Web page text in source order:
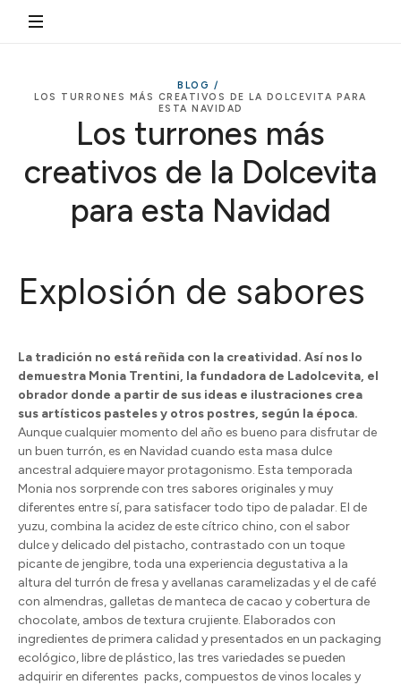
BLOG /
LOS TURRONES MÁS CREATIVOS DE LA DOLCEVITA PARA
ESTA NAVIDAD
Los turrones más
creativos de la Dolcevita
para esta Navidad
Explosión de sabores
La tradición no está reñida con la creatividad. Así nos lo
demuestra Monia Trentini, la fundadora de Ladolcevita, el
obrador donde a partir de sus ideas e ilustraciones crea
sus artísticos pasteles y otros postres, según la época.
Aunque cualquier momento del año es bueno para disfrutar de
un buen turrón, es en Navidad cuando esta masa dulce
ancestral adquiere mayor protagonismo. Esta temporada
Monia nos sorprende con tres sabores originales y muy
diferentes entre sí, para satisfacer todo tipo de paladar. El de
yuzu, combina la acidez de este cítrico chino, con el sabor
dulce y delicado del pistacho, contrastado con un toque
picante de jengibre, toda una experiencia degustativa a la
altura del turrón de fresa y avellanas caramelizadas y el de café
con almendras, galletas de manteca de cacao y cobertura de
chocolate, ambos de textura crujiente. Elaborados con
ingredientes de primera calidad y presentados en un packaging
ecológico, libre de plástico, las tres variedades se pueden
adquirir en diferentes packs, compuestos de vinos locales y